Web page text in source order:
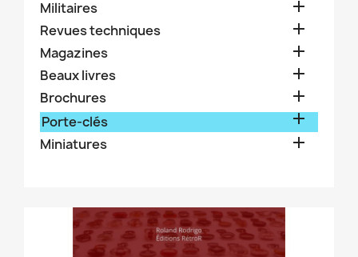
Militaires 
Revues techniques 
Magazines 
Beaux livres 
Brochures 
Porte-clés 
Miniatures 